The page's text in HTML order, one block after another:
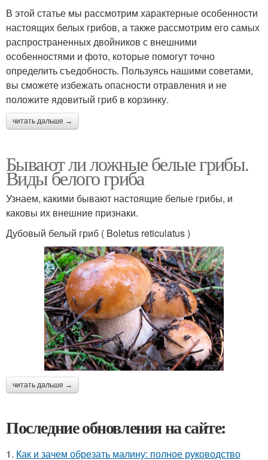
В этой статье мы рассмотрим характерные особенности
настоящих белых грибов, а также рассмотрим его самых
распространенных двойников с внешними
особенностями и фото, которые помогут точно
определить съедобность. Пользуясь нашими советами,
вы сможете избежать опасности отравления и не
положите ядовитый гриб в корзинку.
читать дальше →
Бывают ли ложные белые грибы.
Виды белого гриба
Узнаем, какими бывают настоящие белые грибы, и
каковы их внешние признаки.
Дубовый белый гриб ( Boletus reticulatus )
читать дальше →
Последние обновления на сайте:
1. Как и зачем обрезать малину: полное руководство